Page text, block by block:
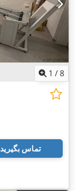
1 /8
تماس بگیرید